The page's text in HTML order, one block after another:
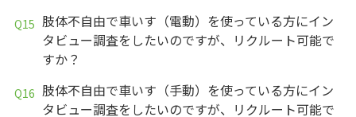
肢体不自由で車いす（電動）を使っている方にイン
タビュー調査をしたいのですが、リクルート可能で
すか？
肢体不自由で車いす（手動）を使っている方にイン
タビュー調査をしたいのですが、リクルート可能で